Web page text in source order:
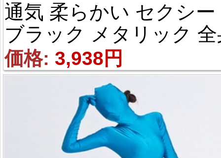
通気 柔らかい セクシー
ブラック メタリック
タイツ
価格: 3,938円